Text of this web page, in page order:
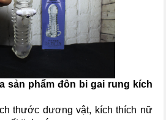
sản phẩm đôn bi gai rung kích
thước dương vật, kích thích nữ